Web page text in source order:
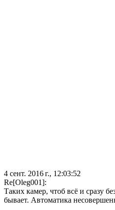
4 сент. 2016 г., 12:03:52
Re[Oleg001]:
Таких камер, чтоб всё и сразу
бывает. Автоматика